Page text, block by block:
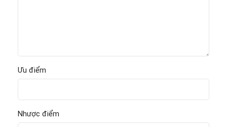
Ưu điểm
Nhược điểm